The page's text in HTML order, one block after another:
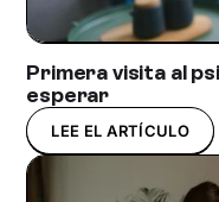
Primera visita al
esperar
LEE EL ARTÍCULO